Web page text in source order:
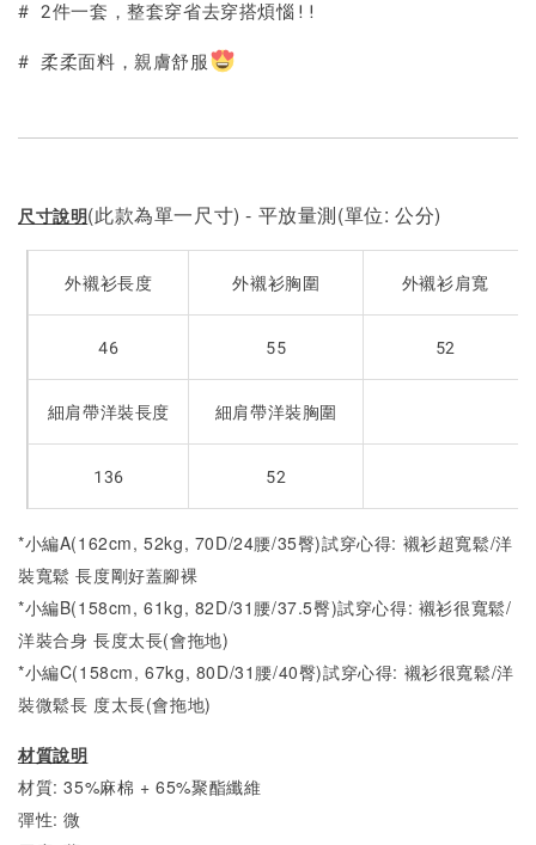
# 2件一套，整套穿省去穿搭煩惱!!
# 柔柔面料，親膚舒服
尺寸說明(此款為單一尺寸) - 平放量測(單位: 公分)
外襯衫長度 外襯衫胸圍 外襯衫肩寬
46 55 52
細肩帶洋裝長度 細肩帶洋裝胸圍
136 52
*小編A(162cm, 52kg, 70D/24腰/35臀)試穿心得: 襯衫超寬鬆/洋
裝寬鬆 長度剛好蓋腳裸
*小編B(158cm, 61kg, 82D/31腰/37.5臀)試穿心得: 襯衫很寬鬆/
洋裝合身 長度太長(會拖地)
*小編C(158cm, 67kg, 80D/31腰/40臀)試穿心得: 襯衫很寬鬆/洋
裝微鬆長 度太長(會拖地)
材質說明
材質: 35%麻棉 + 65%聚酯纖維
彈性: 微